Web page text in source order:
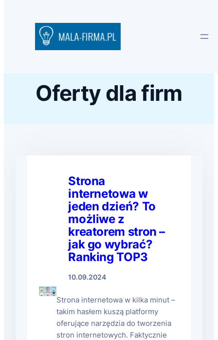
Oferty dla firm
Strona
internetowa w
jeden dzień? To
możliwe z
kreatorem stron –
jak go wybrać?
Ranking TOP3
10.09.2024
Strona internetowa w kilka minut –
takim hasłem kuszą platformy
oferujące narzędzia do tworzenia
stron internetowych. Faktycznie